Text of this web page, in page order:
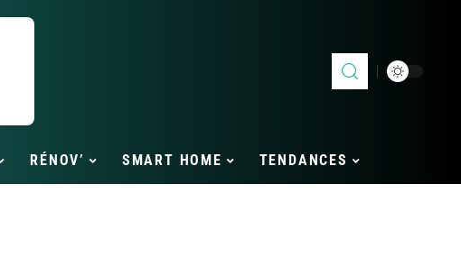
RÉNOV’ SMART HOME TENDANCES